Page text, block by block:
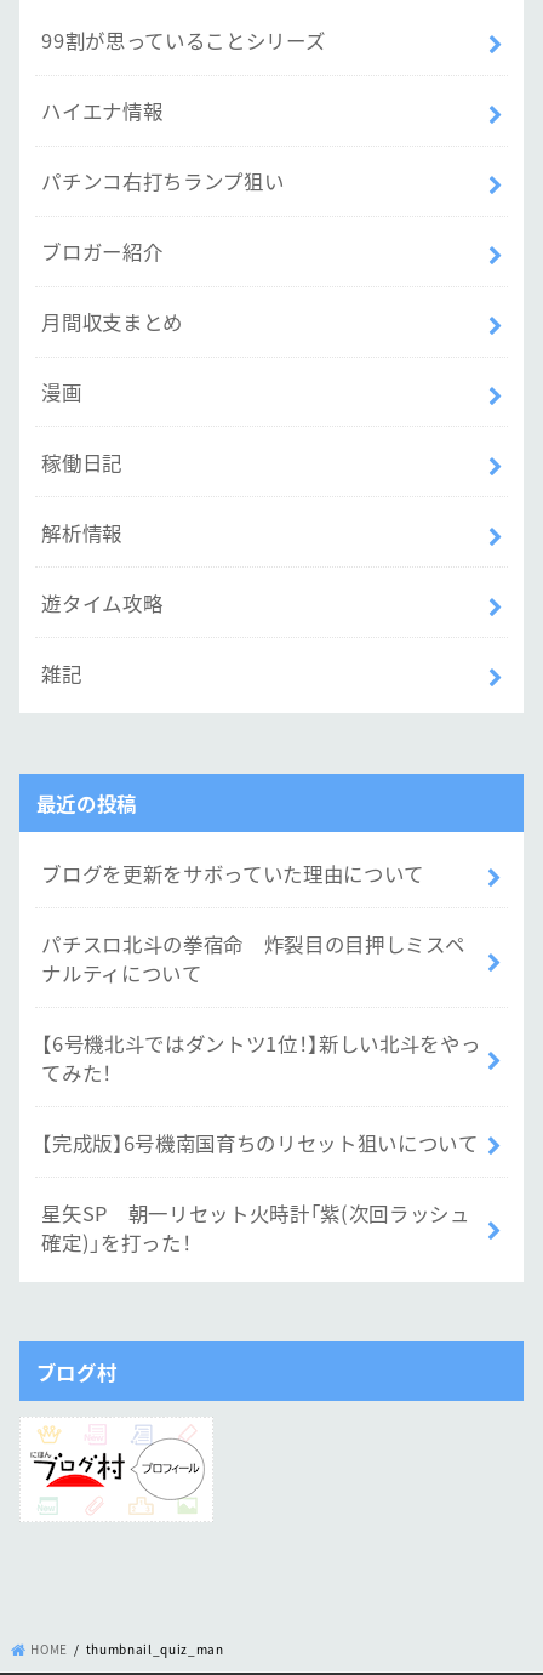
99割が思っていることシリーズ
ハイエナ情報
パチンコ右打ちランプ狙い
ブロガー紹介
月間収支まとめ
漫画
稼働日記
解析情報
遊タイム攻略
雑記
最近の投稿
ブログを更新をサボっていた理由について
パチスロ北斗の拳宿命 炸裂目の目押しミスペ
ナルティについて
【6号機北斗ではダントツ1位！】新しい北斗をやっ
てみた！
【完成版】6号機南国育ちのリセット狙いについて
星矢SP 朝一リセット火時計「紫(次回ラッシュ
確定)」を打った！
ブログ村
HOME thumbnail_quiz_man